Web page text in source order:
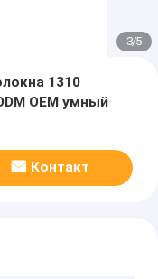
3/5
1310
OEM умный
Контакт